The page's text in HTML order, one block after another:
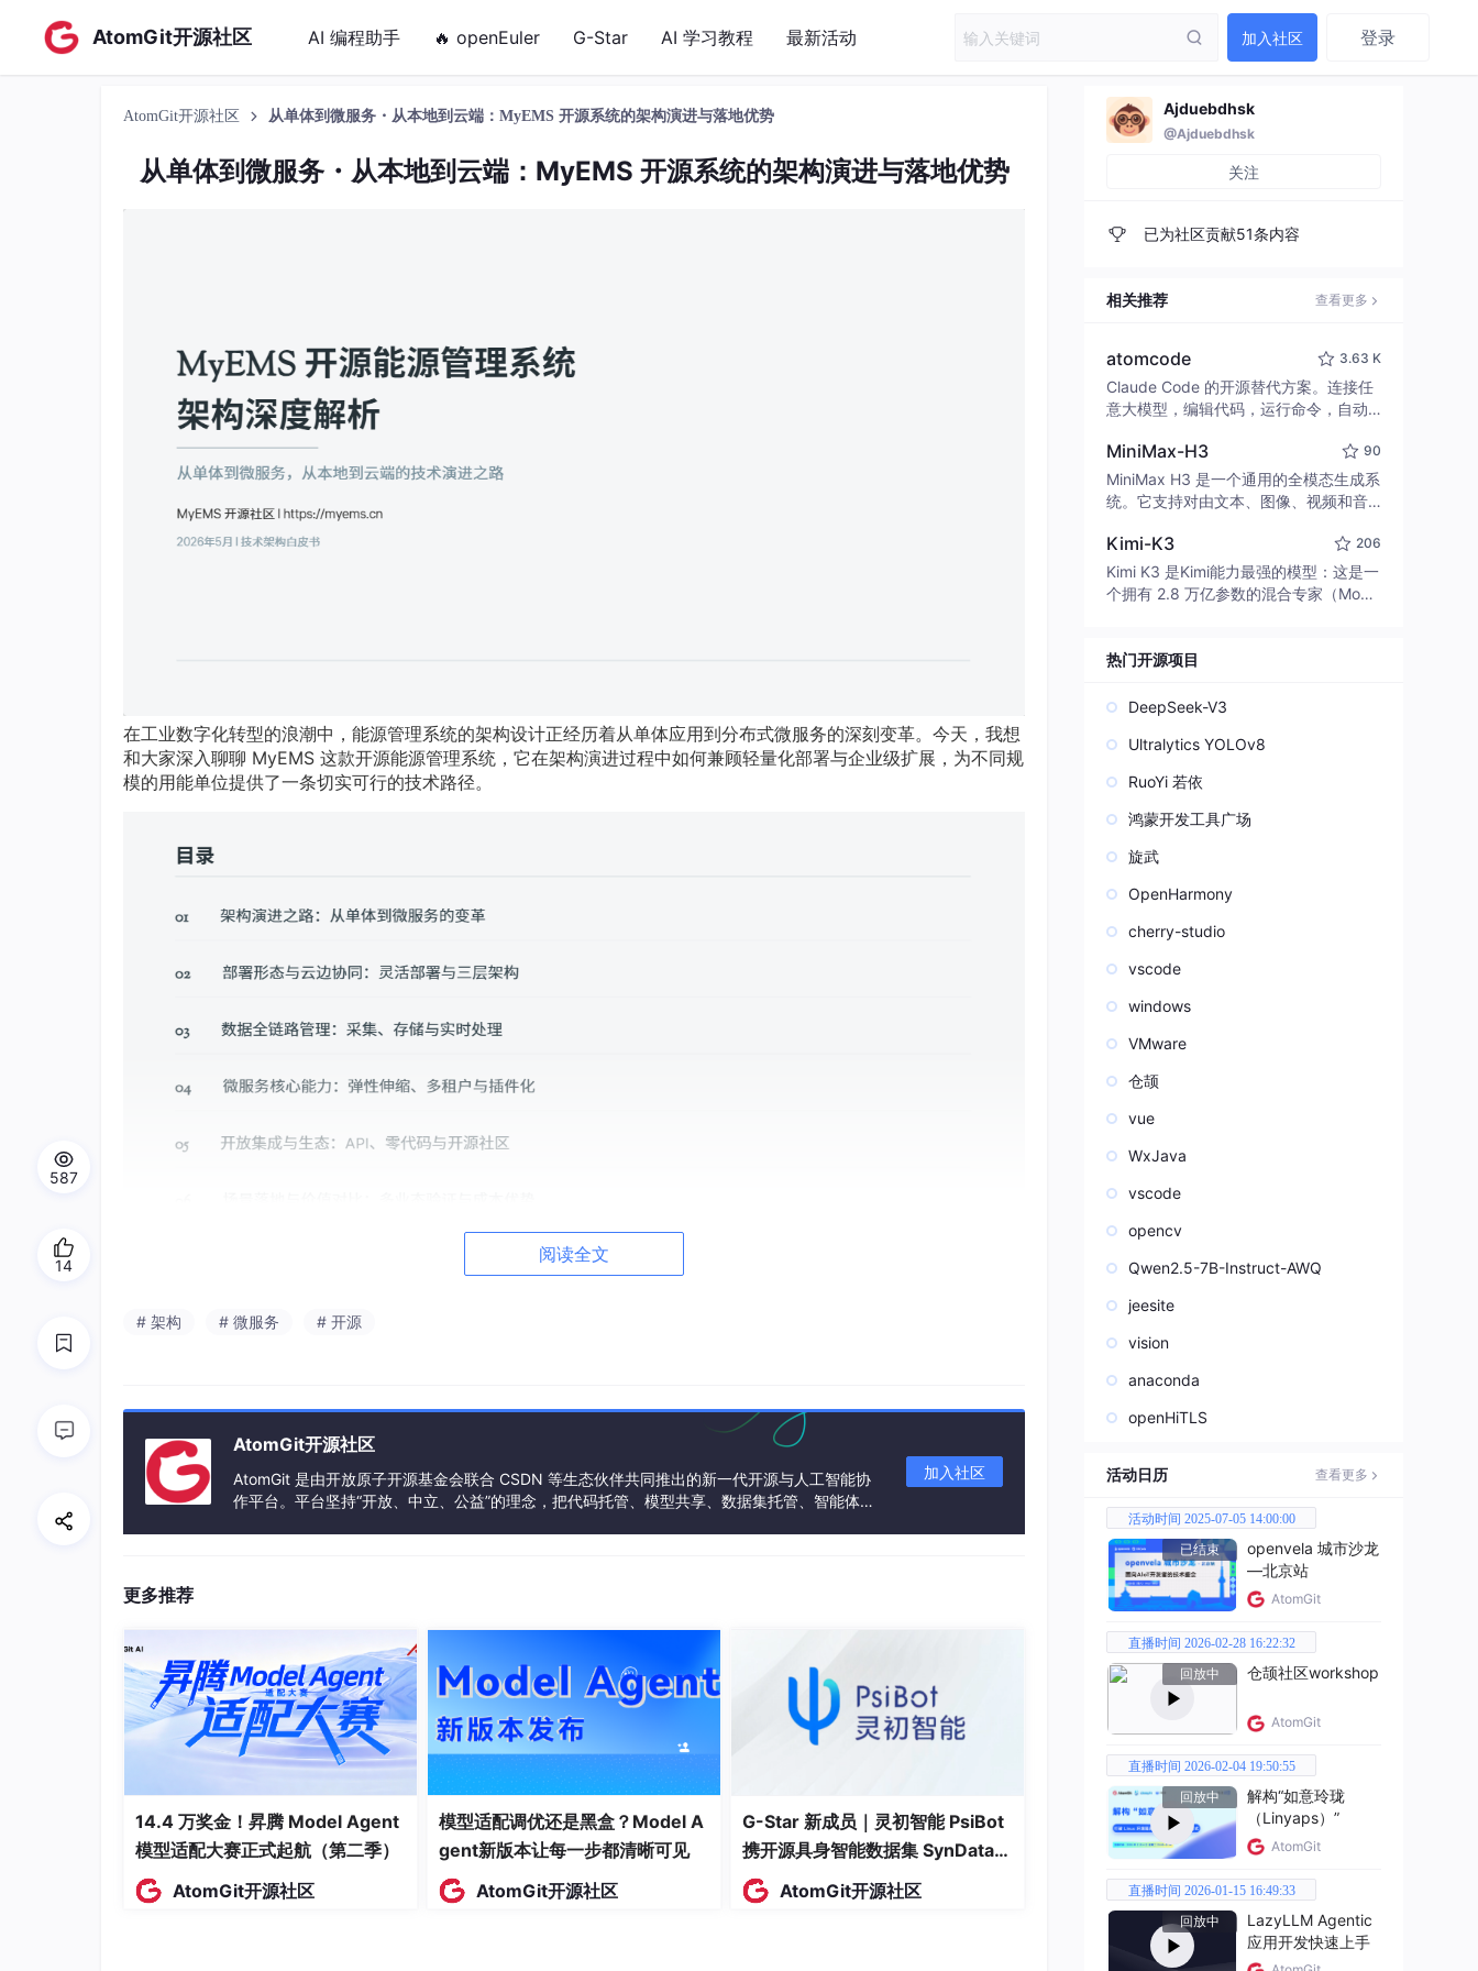
AtomGit开源社区 AI 编程助手 🔥 openEuler G-Star AI 学习教程 最新活动 加入社区 登录
AtomGit开源社区 从单体到微服务・从本地到云端：MyEMS 开源系统的架构演进与落地优势
从单体到微服务・从本地到云端：MyEMS 开源系统的架构演进与落地优势
在工业数字化转型的浪潮中，能源管理系统的架构设计正经历着从单体应用到分布式微服务的深刻变革。今天，我想
和大家深入聊聊 MyEMS 这款开源能源管理系统，它在架构演进过程中如何兼顾轻量化部署与企业级扩展，为不同规
模的用能单位提供了一条切实可行的技术路径。
阅读全文
# 架构 # 微服务 # 开源
AtomGit开源社区
AtomGit 是由开放原子开源基金会联合 CSDN 等生态伙伴共同推出的新一代开源与人工智能协
作平台。平台坚持“开放、中立、公益”的理念，把代码托管、模型共享、数据集托管、智能体开
加入社区
更多推荐
14.4 万奖金！昇腾 Model Agent
模型适配大赛正式起航（第二季）
AtomGit开源社区
模型适配调优还是黑盒？Model A
gent新版本让每一步都清晰可见
AtomGit开源社区
G-Star 新成员｜灵初智能 PsiBot
携开源具身智能数据集 SynData
入驻 AtomGit
AtomGit开源社区
587
14
Ajduebdhsk
@Ajduebdhsk
关注
已为社区贡献51条内容
相关推荐 查看更多
atomcode 3.63 K
Claude Code 的开源替代方案。连接任
意大模型，编辑代码，运行命令，自动
致性能。 ｜ An open-source alternativ
e to Claude Code. Connect any LLM,
edit code, run commands, and verify
MiniMax-H3 90
MiniMax H3 是一个通用的全模态生成系
统。它支持对由文本、图像、视频和音
并能生成分辨率高达 2K、时长可达 15
秒的带原生立体声音频的视频。得益于
面向任务泛化的系统设计，H3 在预训练
模态指令。
Kimi-K3 206
Kimi K3 是Kimi能力最强的模型：这是一
个拥有 2.8 万亿参数的混合专家（Mo
热门开源项目
DeepSeek-V3
Ultralytics YOLOv8
RuoYi 若依
鸿蒙开发工具广场
旋武
OpenHarmony
cherry-studio
vscode
windows
VMware
仓颉
vue
WxJava
vscode
opencv
Qwen2.5-7B-Instruct-AWQ
jeesite
vision
anaconda
openHiTLS
活动日历 查看更多
活动时间 2025-07-05 14:00:00
已结束
openvela 城市沙龙
—北京站
AtomGit
直播时间 2026-02-28 16:22:32
回放中
仓颉社区workshop
AtomGit
直播时间 2026-02-04 19:50:55
回放中
解构“如意玲珑
（Linyaps）”
AtomGit
直播时间 2026-01-15 16:49:33
回放中
LazyLLM Agentic
应用开发快速上手